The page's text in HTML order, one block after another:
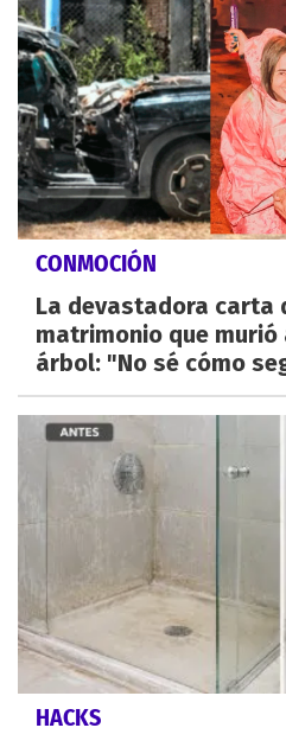
CONMOCIÓN
La devastadora carta
matrimonio que
árbol: "No sé cómo
HACKS